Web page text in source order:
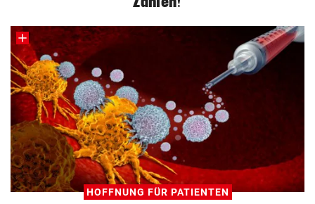
HOFFNUNG FÜR PATIENTEN